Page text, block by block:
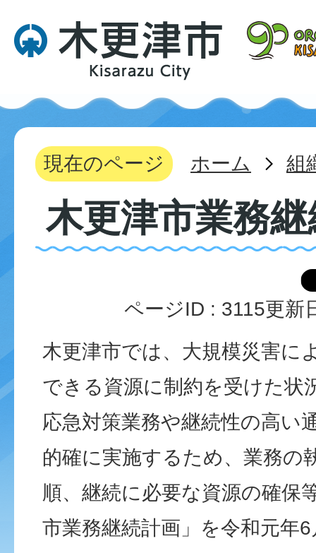
現在のページ ホーム 組
木更津市業務
ページID : 3115更新
木更津市では、大規模災害に
できる資源に制約を受けた状
応急対策業務や継続性の高い
的確に実施するため、業務の
順、継続に必要な資源の確保
市業務継続計画」を令和元年